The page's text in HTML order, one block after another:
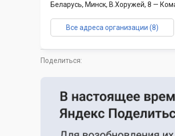
Беларусь, Минск, В.Хоружей, 8 —
Все адреса организации (8)
Поделиться: